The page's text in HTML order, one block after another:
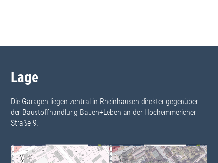
Objekte
Wohnungen
Parkräume
Gewerbeobjekte
Grundstücke
Städte
Finanzen
Lage
Die Garagen liegen zentral in Rheinhausen direkter gegenüber
der Baustoffhandlung Bauen+Leben an der Hochemmericher
Straße 9.